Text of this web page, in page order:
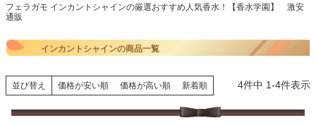
フェラガモ インカントシャインの厳選おすすめ人気香水！【香水学園】 激安
通販
インカントシャインの商品一覧
並び替え 価格が安い順 価格が高い順 新着順 4件中 1-4件表示